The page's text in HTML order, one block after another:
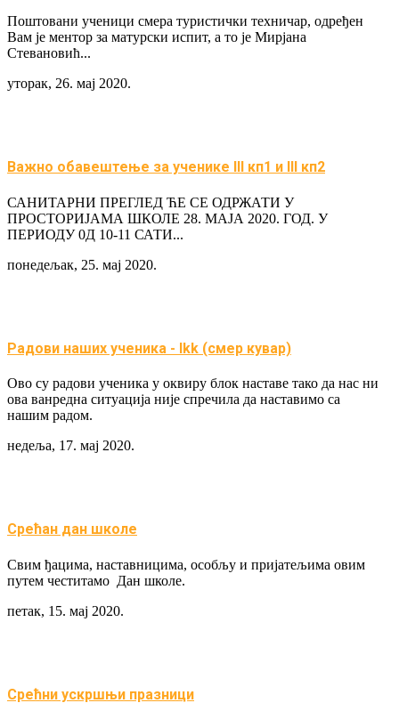
Поштовани ученици смера туристички техничар, одређен
Вам је ментор за матурски испит, а то је Мирјана
Стевановић...
уторак, 26. мај 2020.
Важно обавештење за ученике III кп1 и III кп2
САНИТАРНИ ПРЕГЛЕД ЋЕ СЕ ОДРЖАТИ У
ПРОСТОРИЈАМА ШКОЛЕ 28. МАЈА 2020. ГОД. У
ПЕРИОДУ 0Д 10-11 САТИ...
понедељак, 25. мај 2020.
Радови наших ученика - Ikk (смер кувар)
Ово су радови ученика у оквиру блок наставе тако да нас ни
ова ванредна ситуација није спречила да наставимо са
нашим радом.
недеља, 17. мај 2020.
Срећан дан школе
Свим ђацима, наставницима, особљу и пријатељима овим
путем честитамо Дан школе.
петак, 15. мај 2020.
Срећни ускршњи празници